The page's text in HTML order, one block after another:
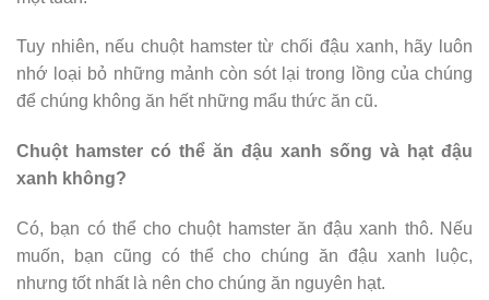
Tuy nhiên, nếu chuột hamster từ chối đậu xanh, hãy luôn
nhớ loại bỏ những mảnh còn sót lại trong lồng của chúng
để chúng không ăn hết những mẩu thức ăn cũ.
Chuột hamster có thể ăn đậu xanh sống và hạt đậu
xanh không?
Có, bạn có thể cho chuột hamster ăn đậu xanh thô. Nếu
muốn, bạn cũng có thể cho chúng ăn đậu xanh luộc,
nhưng tốt nhất là nên cho chúng ăn nguyên hạt.